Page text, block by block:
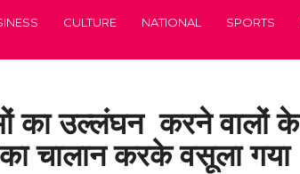
CULTURE NATIONAL SPORTS
का उल्लंघन करने वालों के
का चालान करके वसूला गया